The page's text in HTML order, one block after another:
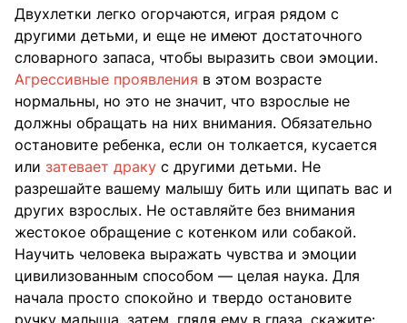
Двухлетки легко огорчаются, играя рядом с
другими детьми, и еще не имеют достаточного
словарного запаса, чтобы выразить свои эмоции.
Агрессивные проявления в этом возрасте
нормальны, но это не значит, что взрослые не
должны обращать на них внимания. Обязательно
остановите ребенка, если он толкается, кусается
или затевает драку с другими детьми. Не
разрешайте вашему малышу бить или щипать вас и
других взрослых. Не оставляйте без внимания
жестокое обращение с котенком или собакой.
Научить человека выражать чувства и эмоции
цивилизованным способом — целая наука. Для
начала просто спокойно и твердо остановите